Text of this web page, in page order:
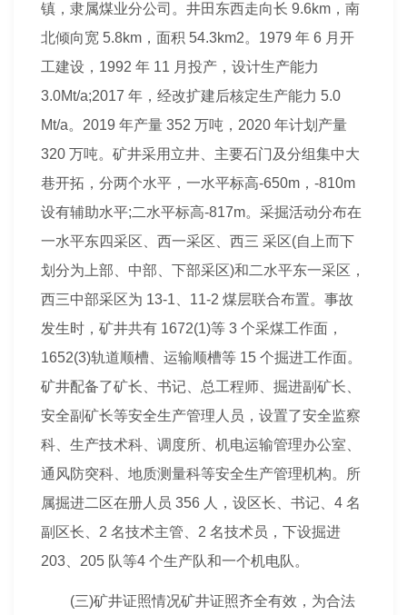
镇，隶属煤业分公司。井田东西走向长 9.6km，南
北倾向宽 5.8km，面积 54.3km2。1979 年 6 月开
工建设，1992 年 11 月投产， 设计生产能力
3.0Mt/a;2017 年，经改扩建后核定生产能力 5.0
Mt/a。2019 年产量 352 万吨，2020 年计划 产量
320 万吨。矿井采用立井、主要石门及分组集中大
巷开拓，分两个水平，一水平标高-650m，-810m
设有辅助水平;二水平标高-817m。采掘活动分布在
一水平东四采区、西一采区、西三 采区(自上而下
划分为上部、中部、下部采区)和二水平东一采区，
西三中部采区为 13-1、11-2 煤层联合布置。事故
发生时，矿井共有 1672(1)等 3 个采煤工作面，
1652(3)轨道顺槽、运输顺槽等 15 个掘进工作面。
矿井配备了矿长、书记、总工程师 、掘进副矿长、
安全副矿长等安全生产管理人员，设置了安全监察
科、生产技术科、调度所、机电运输管理办公室、
通风防突科、地质测量科等安全生产管理机构。所
属掘进二区在册人员 356 人，设区长、书记、4 名
副区长、2 名技术主管、2 名技术员，下设掘进
203、205 队等4 个生产队和一个机电队。
(三)矿井证照情况矿井证照齐全有效，为合法